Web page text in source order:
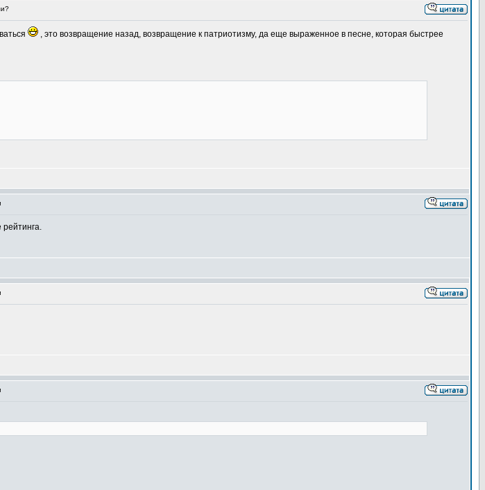
, это возвращение назад, возвращение к патриотизму, да еще выраженное в песне, которая быстрее
рейтинга.